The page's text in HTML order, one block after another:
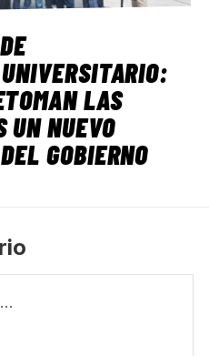
LAS
UN NUEVO
GOBIERNO